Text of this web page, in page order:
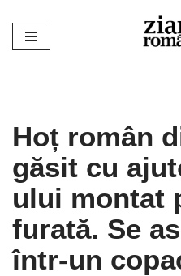
Sari
Hoț român
găsit cu
ului montat
furată. Se
într-un